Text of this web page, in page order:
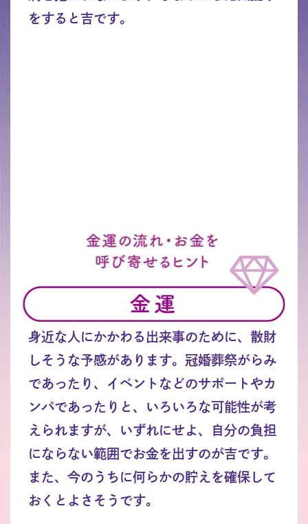
をすると吉です。
身近な人にかかわる出来事のために、散財
しそうな予感があります。冠婚葬祭がらみ
であったり、イベントなどのサポートやカ
ンパであったりと、いろいろな可能性が考
えられますが、いずれにせよ、自分の負担
にならない範囲でお金を出すのが吉です。
また、今のうちに何らかの貯えを確保して
おくとよさそうです。